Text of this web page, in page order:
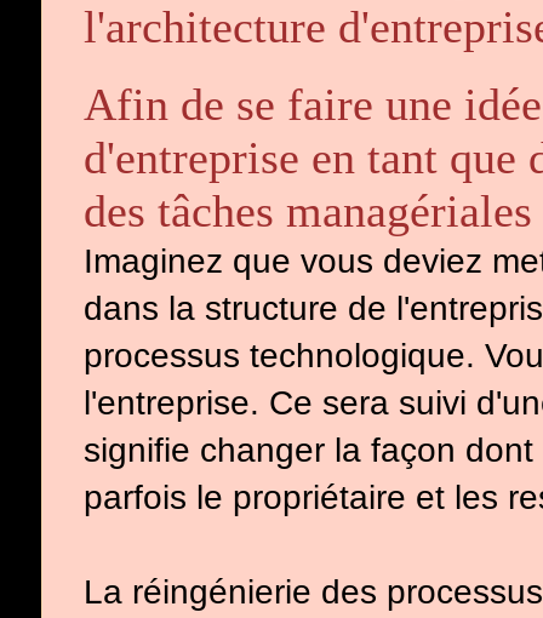
l'architecture
Afin de se faire une
d'entreprise en tant
des tâches
Imaginez que vous deviez
dans la structure de
processus technologique.
l'entreprise. Ce sera suivi
signifie changer la façon
parfois le propriétaire et les
La réingénierie des